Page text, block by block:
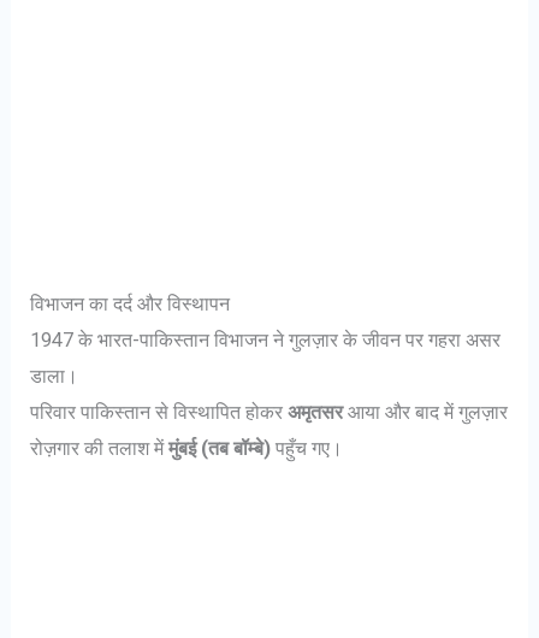
विभाजन का दर्द और विस्थापन
1947 के भारत-पाकिस्तान विभाजन ने गुलज़ार के जीवन पर गहरा असर
डाला।
परिवार पाकिस्तान से विस्थापित होकरअमृतसरआया और बाद में गुलज़ार
रोज़गार की तलाश मेंमुंबई (तब बॉम्बे) पहुँच गए।